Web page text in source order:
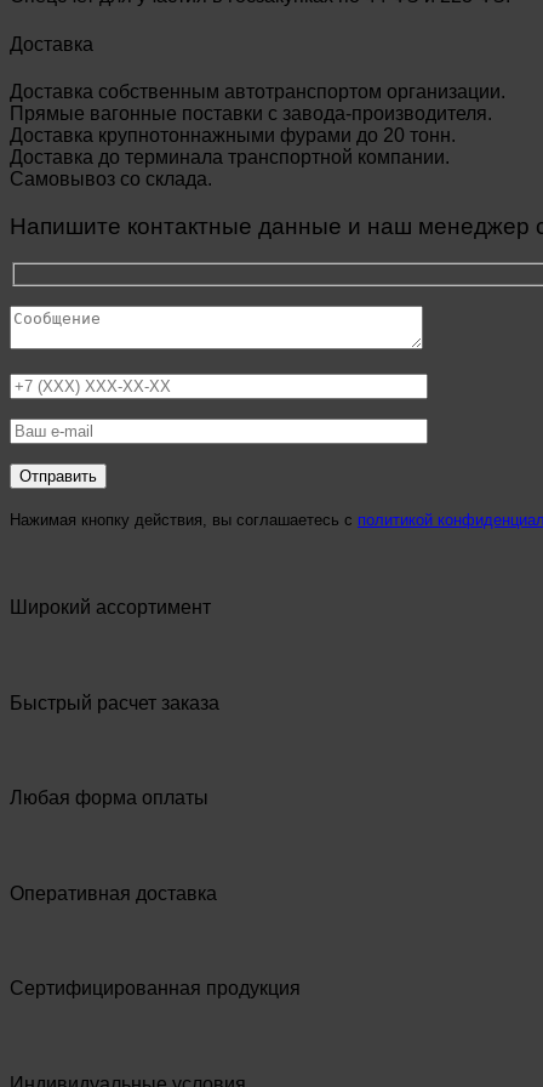
Доставка
Доставка собственным автотранспортом организации.
Прямые вагонные поставки с завода-производителя.
Доставка крупнотоннажными фурами до 20 тонн.
Доставка до терминала транспортной компании.
Самовывоз со склада.
Напишите контактные данные и наш менеджер
Нажимая кнопку действия, вы соглашаетесь с политикой
Широкий ассортимент
Быстрый расчет заказа
Любая форма оплаты
Оперативная доставка
Сертифицированная продукция